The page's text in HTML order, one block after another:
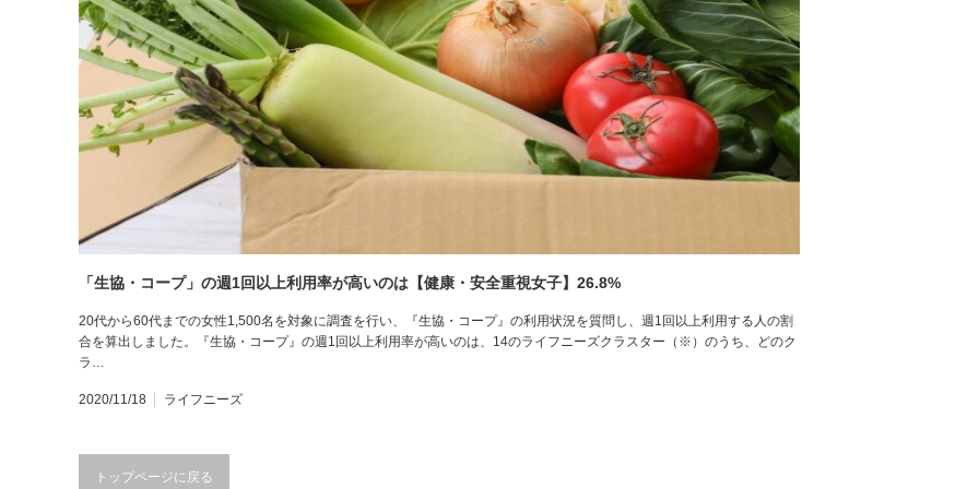
「生協・コープ」の週1回以上利用率が高いのは【健康・安全重視女子】26.8%
20代から60代までの女性1,500名を対象に調査を行い、『生協・コープ』の利用状況を質問し、週1回以上利用する人の割
合を算出しました。『生協・コープ』の週1回以上利用率が高いのは、14のライフニーズクラスター（※）のうち、どのク
ラ…
2020/11/18 ライフニーズ
トップページに戻る